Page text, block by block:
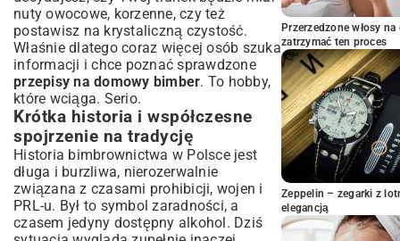
Podstawowe wyposażenie każdego
bimbrownika
Wybór najlepszych drożdży i cukru
Klasyczny przepis na domowy bimber
krok po kroku
Przygotowanie zacieru – klucz do sukcesu
Fermentacja: Cierpliwość popłaca
Destylacja: Sztuka oddzielania smaku
Eksperymentowanie ze smakiem:
Przepisy na bimber smakowy
Bimber owocowy: Jak nadać mu
charakteru?
nuty owocowe, korzenne, czy też
postawisz na krystaliczną czystość.
Właśnie dlatego coraz więcej osób szuka
informacji i chce poznać sprawdzone
przepisy na domowy bimber. To hobby,
które wciąga. Serio.
Krótka historia i współczesne
spojrzenie na tradycję
Historia bimbrownictwa w Polsce jest
długa i burzliwa, nierozerwalnie
związana z czasami prohibicji, wojen i
PRL-u. Był to symbol zaradności, a
czasem jedyny dostępny alkohol. Dziś
Przerzedzone włosy
zatrzymać ten proces
Zeppelin – zegarki z
elegancją